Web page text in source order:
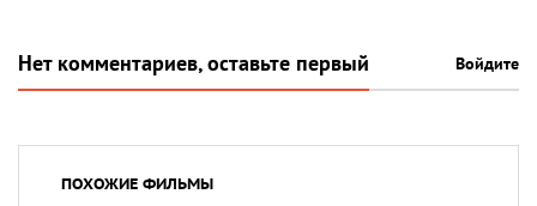
Нет комментариев, оставьте первый Войдите
ПОХОЖИЕ ФИЛЬМЫ